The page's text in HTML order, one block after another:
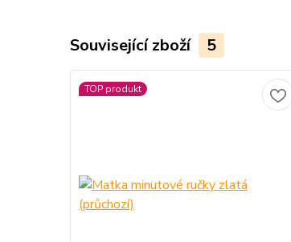
Související zboží 5
TOP produkt